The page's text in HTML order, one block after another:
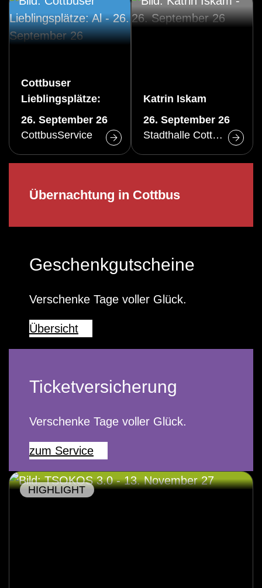
Cottbuser
Lieblingsplätze:
Altstadtrundgang
(Sa)
26. September 26
CottbusService
Katrin Iskam
26. September 26
Stadthalle Cottbus
Übernachtung in Cottbus
Geschenkgutscheine
Verschenke Tage voller Glück.
Übersicht
Ticketversicherung
Verschenke Tage voller Glück.
zum Service
HIGHLIGHT